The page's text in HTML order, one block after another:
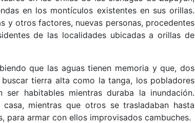
en los montículos existentes en sus orillas.
y otros factores, nuevas personas, procedentes
de las localidades ubicadas a orillas de
que las aguas tienen memoria y que, dos
tierra alta como la tanga, los pobladores
habitables mientras duraba la inundación.
mientras que otros se trasladaban hasta
para armar con ellos improvisados cambuches.